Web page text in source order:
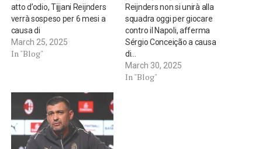
atto d’odio, Tijjani Reijnders
verrà sospeso per 6 mesi a
causa di
March 25, 2025
In "Blog"
Reijnders non si unirà alla
squadra oggi per giocare
contro il Napoli, afferma
Sérgio Conceição a causa
di…
March 30, 2025
In "Blog"